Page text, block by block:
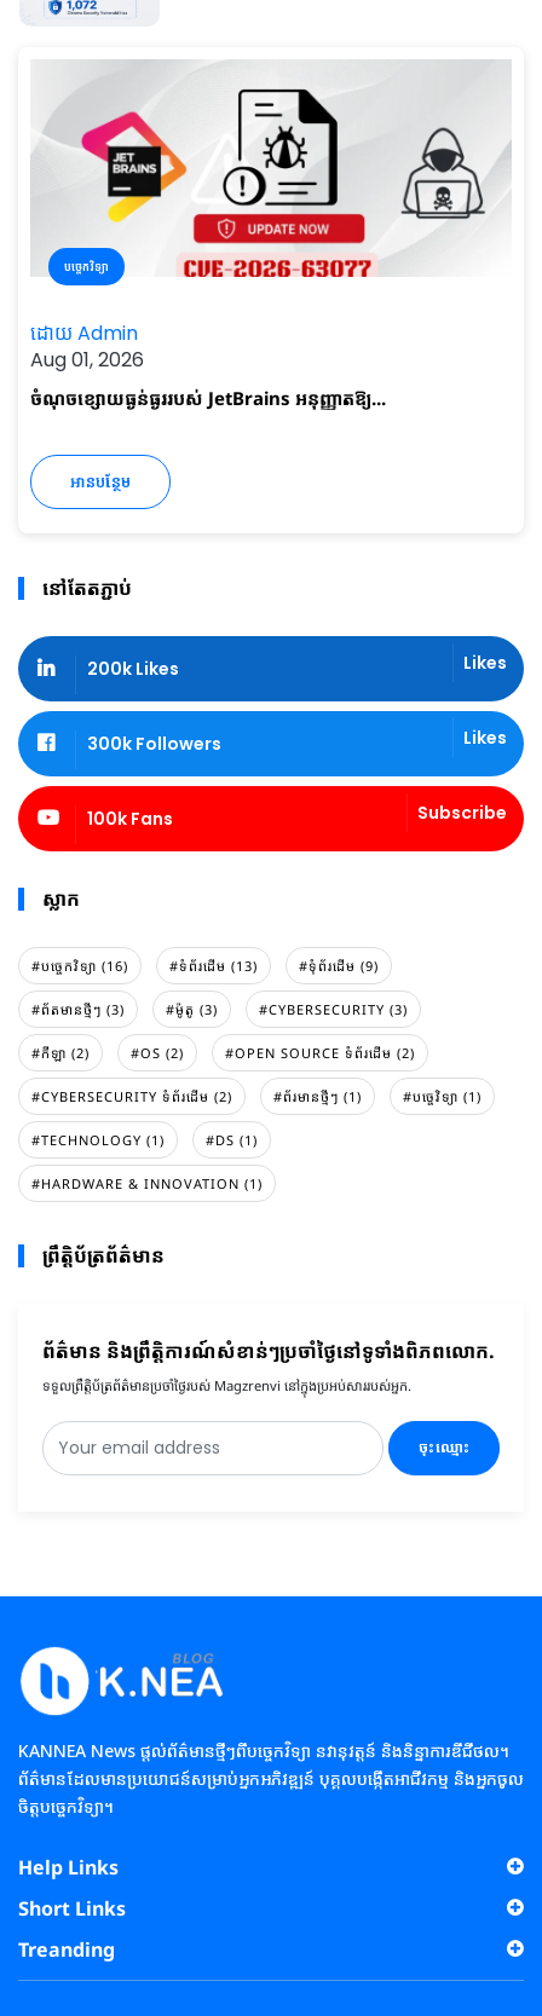
បច្ចេកវិទ្យា
ដោយ Admin
Aug 01, 2026
ចំណុចខ្សោយធ្ងន់ធ្ងររបស់ JetBrains អនុញ្ញាតឱ្យ...
អានបន្ថែម
នៅតែតភ្ជាប់
200k Likes Likes
300k Followers Likes
100k Fans Subscribe
ស្លាក
#បច្ចេកវិទ្យា (16) #ទំព័រដេីម (13) #ទំុព័រដេីម (9)
#ព័តមានថ្មីៗ (3) #ម៉ូតូ (3) #CYBERSECURITY (3)
#កីឡា (2) #OS (2) #OPEN SOURCE ទំព័រដើម (2)
#CYBERSECURITY ទំព័រដើម (2) #ព័រមានថ្មីៗ (1) #បច្ចេវិទ្យា (1)
#TECHNOLOGY (1) #DS (1)
#HARDWARE & INNOVATION (1)
ព្រឹត្តិប័ត្រព័ត៌មាន
ព័ត៌មាន និងព្រឹត្តិការណ៍សំខាន់ៗប្រចាំថ្ងៃនៅទូទាំងពិភពលោក.
ទទួលព្រឹត្តិប័ត្រព័ត៌មានប្រចាំថ្ងៃរបស់ Magzrenvi នៅក្នុងប្រអប់សាររបស់អ្នក.
ចុះឈ្មោះ
KANNEA News ផ្តល់ព័ត៌មានថ្មីៗពីបច្ចេកវិទ្យា នវានុវត្តន៍ និងនិន្នាការឌីជីថល។
ព័ត៌មានដែលមានប្រយោជន៍សម្រាប់អ្នកអភិវឌ្ឍន៍ បុគ្គលបង្កើតអាជីវកម្ម និងអ្នកចូល
ចិត្តបច្ចេកវិទ្យា។
Help Links
Short Links
Treanding